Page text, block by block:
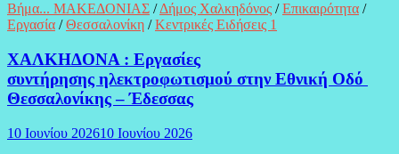
Βήμα... ΜΑΚΕΔΟΝΙΑΣ /Δήμος Χαλκηδόνος /Επικαιρότητα /
Εργασία /Θεσσαλονίκη /Κεντρικές Ειδήσεις 1
ΧΑΛΚΗΔΟΝΑ : Εργασίες
συντήρησης ηλεκτροφωτισμού στην Εθνική Οδό
Θεσσαλονίκης – Έδεσσας
10 Ιουνίου 202610 Ιουνίου 2026